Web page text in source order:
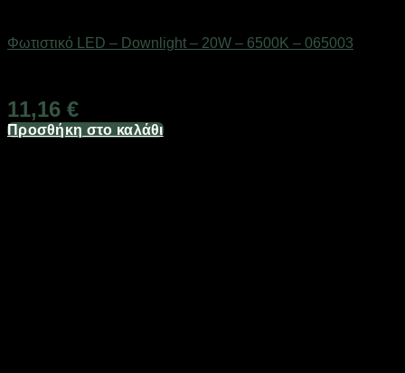
Φωτιστικό LED – Downlight – 20W – 6500K – 065003
11,16 €
Προσθήκη στο καλάθι